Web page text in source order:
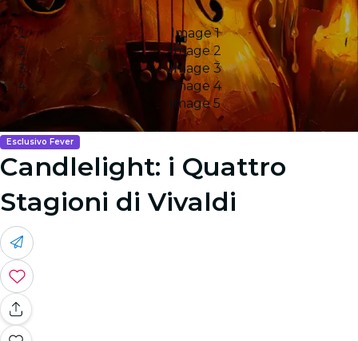
Image 1
Image 2
Image 3
Image 4
Image 5
Esclusivo Fever
Candlelight: i Quattro
Stagioni di Vivaldi